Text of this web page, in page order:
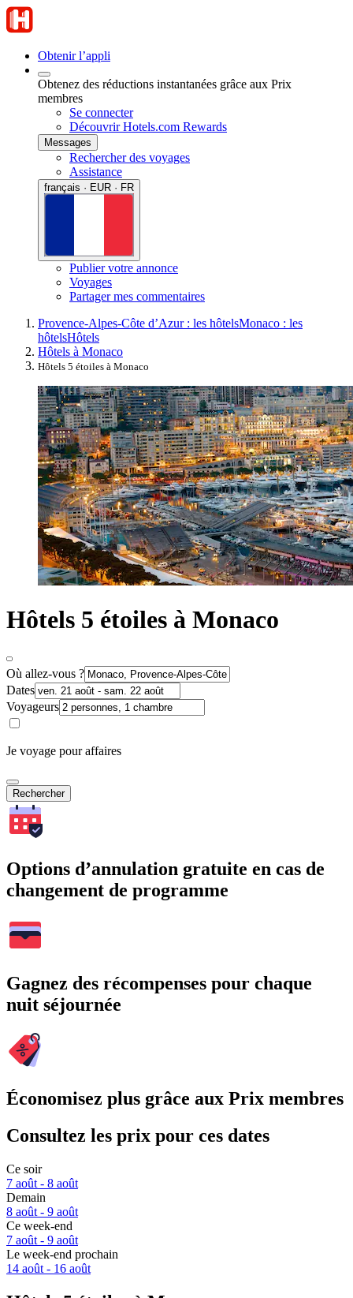
Obtenir l’appli
Obtenez des réductions instantanées grâce aux Prix
membres
Se connecter
Découvrir Hotels.com Rewards
Messages
Rechercher des voyages
Assistance
français · EUR · FR
Publier votre annonce
Voyages
Partager mes commentaires
Provence-Alpes-Côte d’Azur : les hôtelsMonaco : les
hôtelsHôtels
Hôtels à Monaco
Hôtels 5 étoiles à Monaco
Hôtels 5 étoiles à Monaco
Où allez-vous ?
Dates
Voyageurs
Je voyage pour affaires
Rechercher
Options d’annulation gratuite en cas de
changement de programme
Gagnez des récompenses pour chaque
nuit séjournée
Économisez plus grâce aux Prix membres
Consultez les prix pour ces dates
Ce soir
7 août - 8 août
Demain
8 août - 9 août
Ce week-end
7 août - 9 août
Le week-end prochain
14 août - 16 août